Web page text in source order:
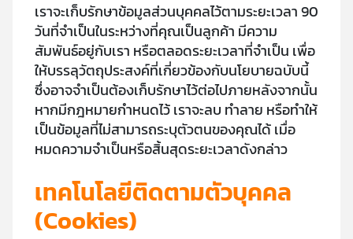
เราจะเก็บรักษาข้อมูลส่วนบุคคลไว้ตามระยะเวลา 90
วันที่จำเป็นในระหว่างที่คุณเป็นลูกค้า มีความ
สัมพันธ์อยู่กับเรา หรือตลอดระยะเวลาที่จำเป็น เพื่อ
ให้บรรลุวัตถุประสงค์ที่เกี่ยวข้องกับนโยบายฉบับนี้
ซึ่งอาจจำเป็นต้องเก็บรักษาไว้ต่อไปภายหลังจากนั้น
หากมีกฎหมายกำหนดไว้ เราจะลบ ทำลาย หรือทำให้
เป็นข้อมูลที่ไม่สามารถระบุตัวตนของคุณได้ เมื่อ
หมดความจำเป็นหรือสิ้นสุดระยะเวลาดังกล่าว
เทคโนโลยีติดตามตัวบุคคล
(Cookies)